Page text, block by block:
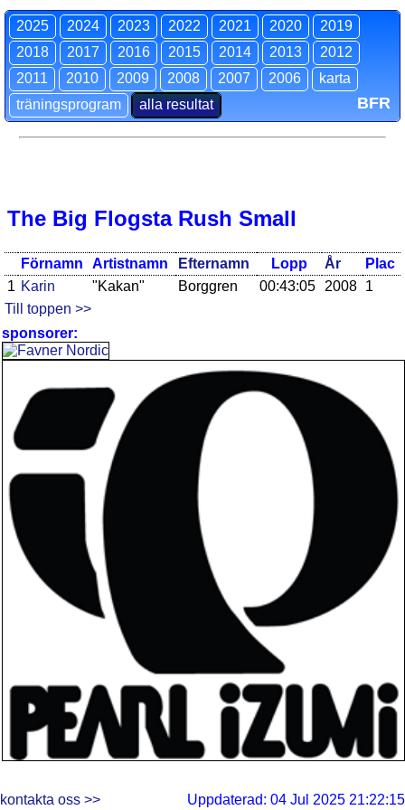
2025 2024 2023 2022 2021 2020
2019
2018
2017 2016 2015 2014 2013
2012
2011
2010 2009 2008 2007 2006
karta
träningsprogram
alla resultat BFR
The Big Flogsta Rush Small
Förnamn Artistnamn Efternamn Lopp År
Plac
1 Karin "Kakan" Borggren 00:43:05 2008 1
Till toppen >>
sponsorer:
kontakta oss >> Uppdaterad: 04 Jul 2025 21:22:15